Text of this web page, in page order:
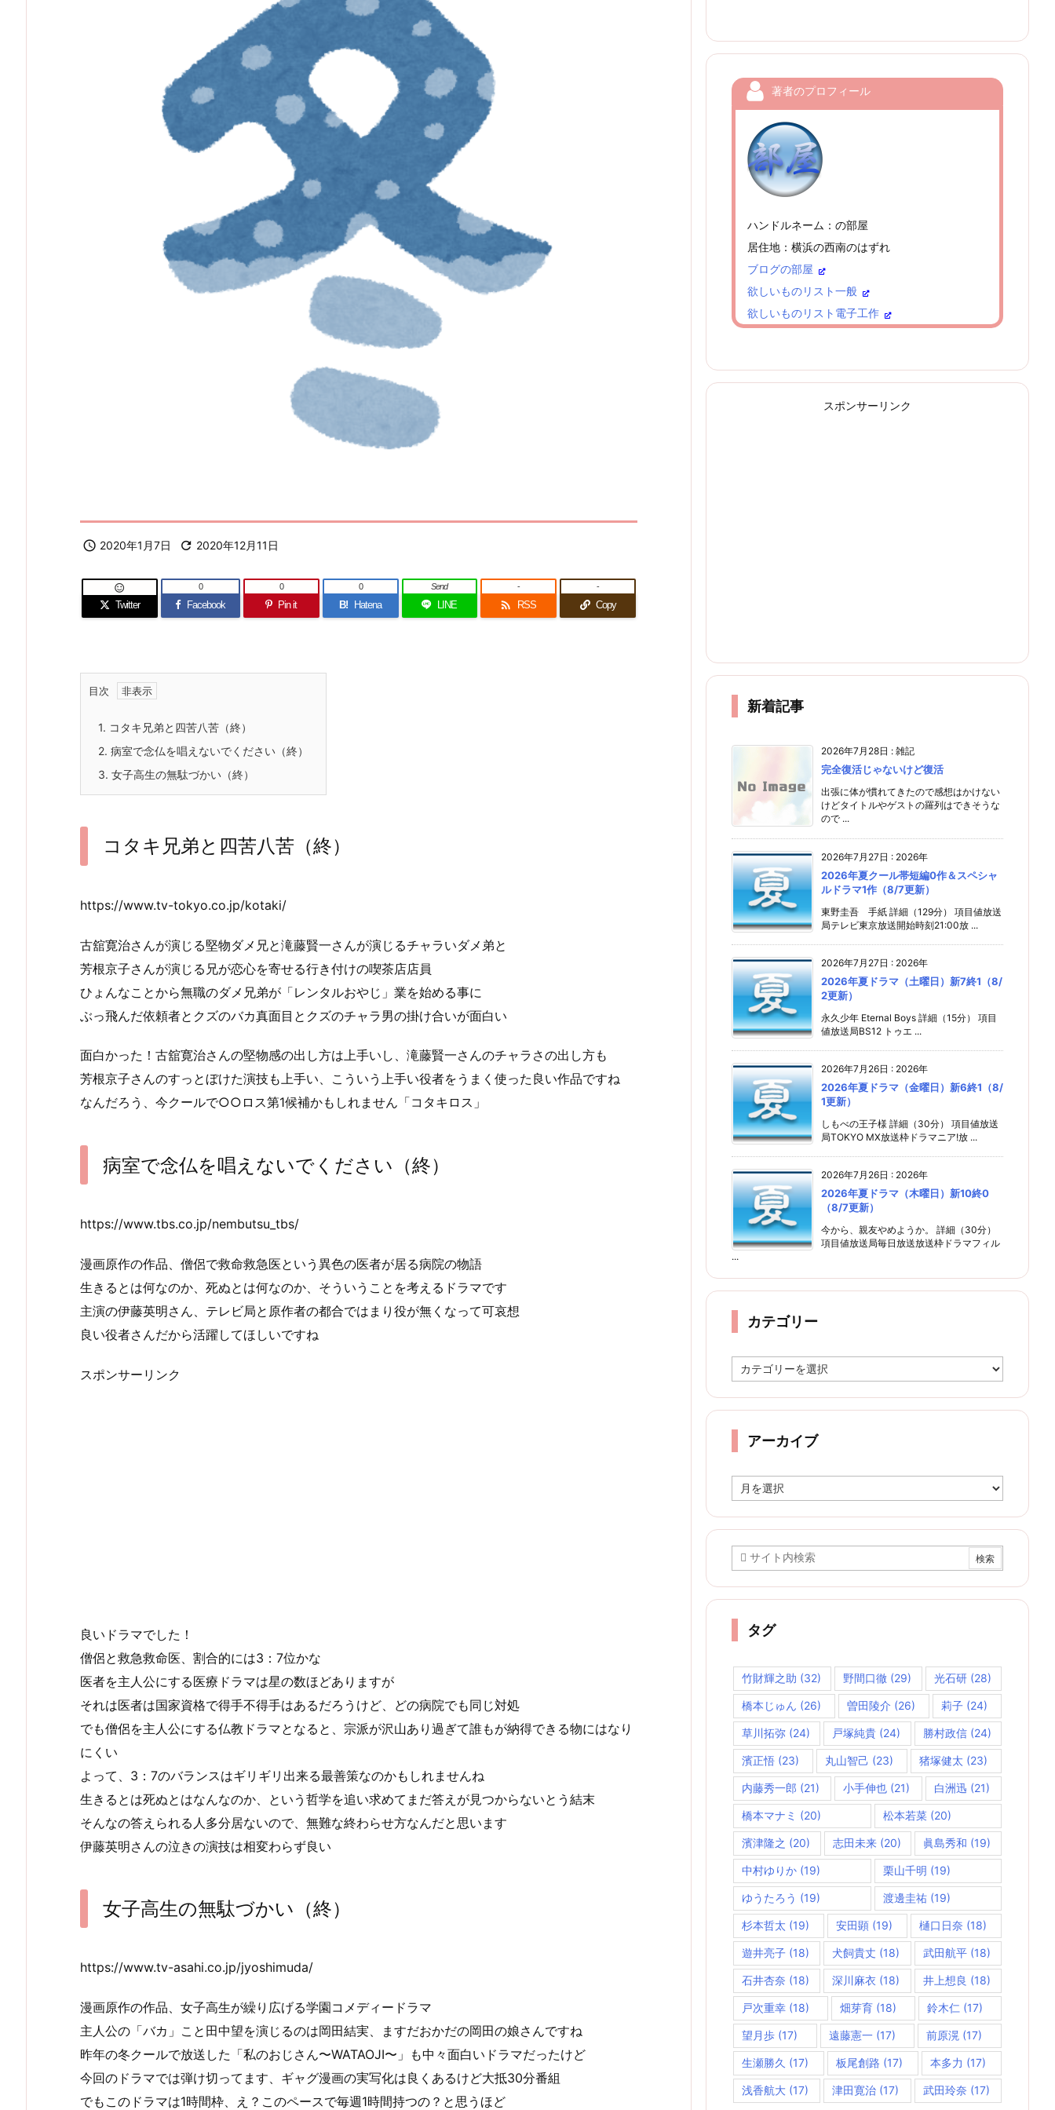
 2020年1月7日  2020年12月11日
Twitter

Facebook
0
Pin it
0
B! Hatena
0
LINE
Send
 RSS
-
Copy
-
目次
1. コタキ兄弟と四苦八苦（終）
2. 病室で念仏を唱えないでください（終）
3. 女子高生の無駄づかい（終）
コタキ兄弟と四苦八苦（終）
https://www.tv-tokyo.co.jp/kotaki/
古舘寛治さんが演じる堅物ダメ兄と滝藤賢一さんが演じるチャラいダメ弟と
芳根京子さんが演じる兄が恋心を寄せる行き付けの喫茶店店員
ひょんなことから無職のダメ兄弟が「レンタルおやじ」業を始める事に
ぶっ飛んだ依頼者とクズのバカ真面目とクズのチャラ男の掛け合いが面白い
面白かった！古舘寛治さんの堅物感の出し方は上手いし、滝藤賢一さんのチャラさの出し方も
芳根京子さんのすっとぼけた演技も上手い、こういう上手い役者をうまく使った良い作品ですね
なんだろう、今クールで○○ロス第1候補かもしれません「コタキロス」
病室で念仏を唱えないでください（終）
https://www.tbs.co.jp/nembutsu_tbs/
漫画原作の作品、僧侶で救命救急医という異色の医者が居る病院の物語
生きるとは何なのか、死ぬとは何なのか、そういうことを考えるドラマです
主演の伊藤英明さん、テレビ局と原作者の都合ではまり役が無くなって可哀想
良い役者さんだから活躍してほしいですね
スポンサーリンク
良いドラマでした！
僧侶と救急救命医、割合的には3：7位かな
医者を主人公にする医療ドラマは星の数ほどありますが
それは医者は国家資格で得手不得手はあるだろうけど、どの病院でも同じ対処
でも僧侶を主人公にする仏教ドラマとなると、宗派が沢山あり過ぎて誰もが納得できる物にはなり
にくい
よって、3：7のバランスはギリギリ出来る最善策なのかもしれませんね
生きるとは死ぬとはなんなのか、という哲学を追い求めてまだ答えが見つからないとう結末
そんなの答えられる人多分居ないので、無難な終わらせ方なんだと思います
伊藤英明さんの泣きの演技は相変わらず良い
女子高生の無駄づかい（終）
https://www.tv-asahi.co.jp/jyoshimuda/
漫画原作の作品、女子高生が繰り広げる学園コメディードラマ
主人公の「バカ」こと田中望を演じるのは岡田結実、ますだおかだの岡田の娘さんですね
昨年の冬クールで放送した「私のおじさん〜WATAOJI〜」も中々面白いドラマだったけど
今回のドラマでは弾け切ってます、ギャグ漫画の実写化は良くあるけど大抵30分番組
でもこのドラマは1時間枠、え？このペースで毎週1時間持つの？と思うほど
著者のプロフィール
ハンドルネーム：の部屋
居住地：横浜の西南のはずれ
ブログの部屋
欲しいものリスト一般
欲しいものリスト電子工作
スポンサーリンク
新着記事
2026年7月28日 : 雑記
完全復活じゃないけど復活
出張に体が慣れてきたので感想はかけない
けどタイトルやゲストの羅列はできそうな
ので ...
2026年7月27日 : 2026年
2026年夏クール帯短編0作＆スペシャ
ルドラマ1作（8/7更新）
東野圭吾 手紙 詳細（129分） 項目値放送
局テレビ東京放送開始時刻21:00放 ...
2026年7月27日 : 2026年
2026年夏ドラマ（土曜日）新7終1（8/
2更新）
永久少年 Eternal Boys 詳細（15分） 項目
値放送局BS12 トゥエ ...
2026年7月26日 : 2026年
2026年夏ドラマ（金曜日）新6終1（8/
1更新）
しもべの王子様 詳細（30分） 項目値放送
局TOKYO MX放送枠ドラマニア!放 ...
2026年7月26日 : 2026年
2026年夏ドラマ（木曜日）新10終0
（8/7更新）
今から、親友やめようか。 詳細（30分）
項目値放送局毎日放送放送枠ドラマフィル
...
カテゴリー
テ
リ
アーカイブ
ー
イ
タグ
竹財輝之助 (32) 野間口徹 (29) 光石研(28)
橋本じゅん (26) 曽田陵介 (26) 莉子 (24)
草川拓弥 (24) 戸塚純貴 (24) 勝村政信(24)
濱正悟 (23) 丸山智己 (23) 猪塚健太 (23)
内藤秀一郎 (21) 小手伸也 (21) 白洲迅 (21)
橋本マナミ (20) 松本若菜 (20)
濱津隆之 (20) 志田未来(20) 眞島秀和 (19)
中村ゆりか (19) 栗山千明 (19)
ゆうたろう (19) 渡邊圭祐 (19)
杉本哲太 (19) 安田顕 (19) 樋口日奈 (18)
遊井亮子 (18) 犬飼貴丈 (18) 武田航平(18)
石井杏奈 (18) 深川麻衣 (18) 井上想良 (18)
戸次重幸 (18) 畑芽育 (18) 鈴木仁 (17)
望月歩 (17) 遠藤憲一(17) 前原滉 (17)
生瀬勝久 (17) 板尾創路 (17) 本多力 (17)
浅香航大 (17) 津田寛治 (17) 武田玲奈 (17)